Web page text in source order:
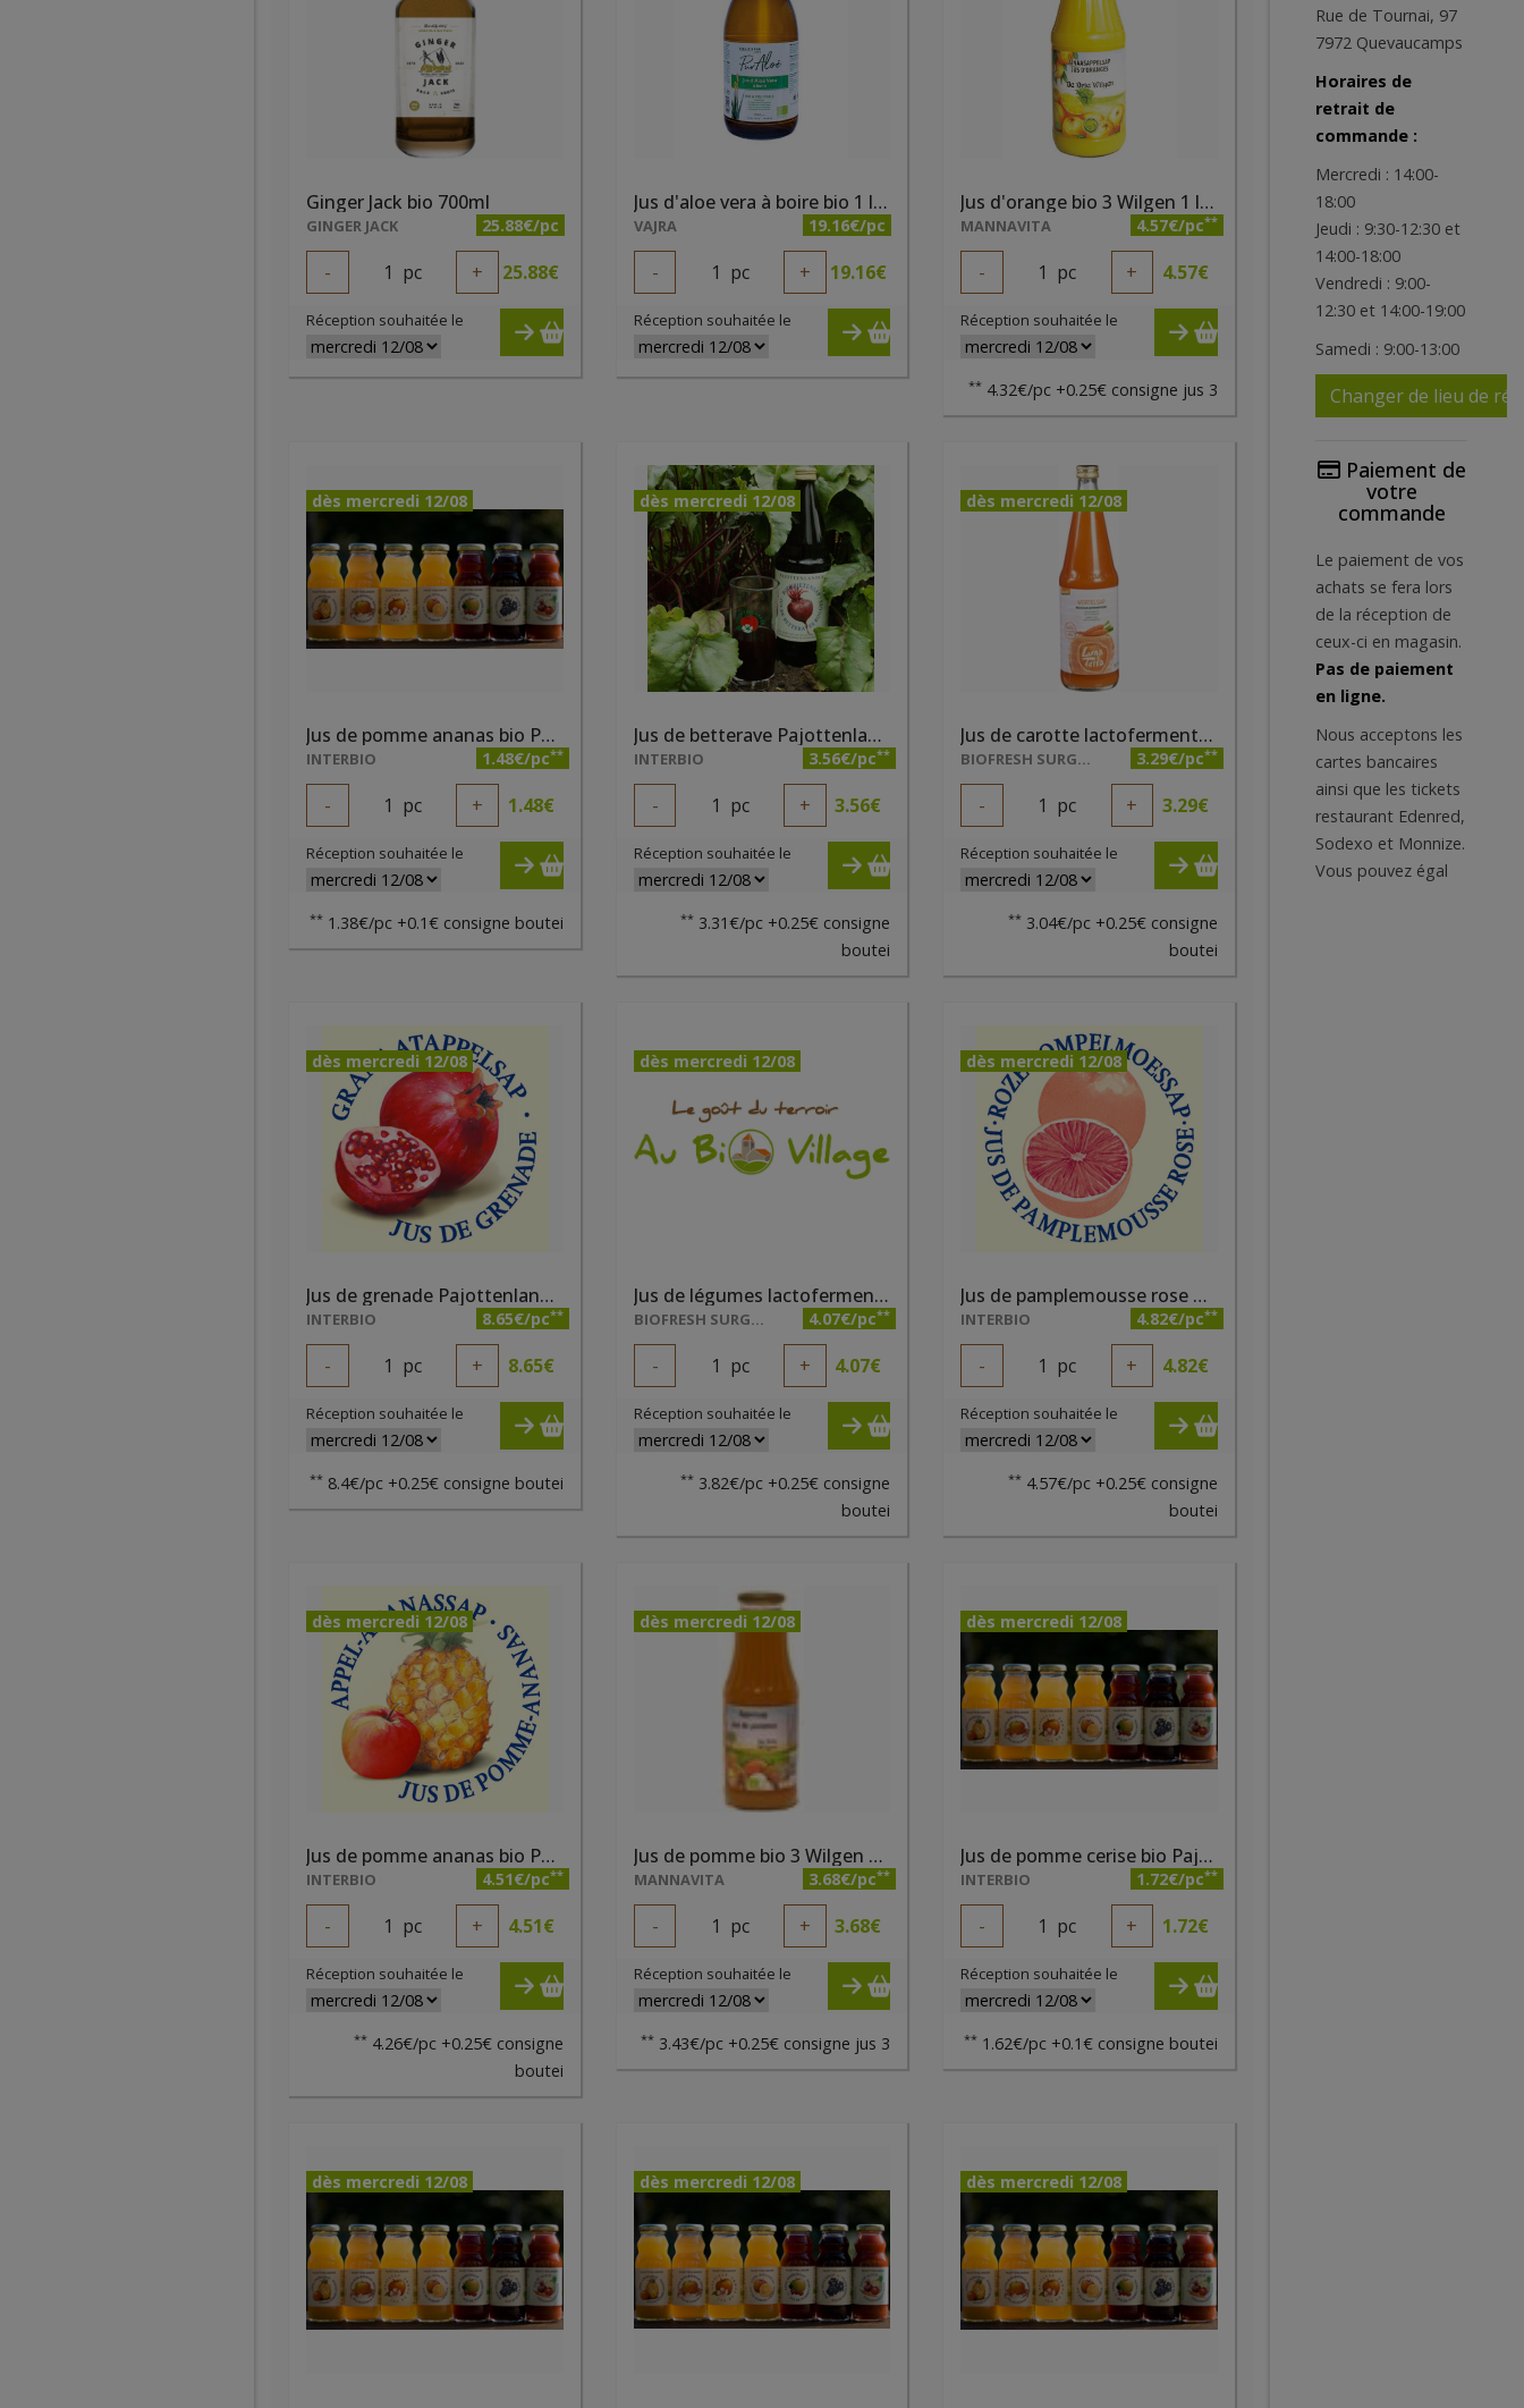
Ginger Jack bio 700ml
GINGER JACK 25.88€/pc
- 1 pc + 25.88€
Réception souhaitée le
Jus d'aloe vera à boire bio 1 litre Pur aloe
VAJRA 19.16€/pc
- 1 pc + 19.16€
Réception souhaitée le
Jus d'orange bio 3 Wilgen 1 litre
MANNAVITA 4.57€/pc**
- 1 pc + 4.57€
Réception souhaitée le
** 4.32€/pc +0.25€ consigne jus 3
dès mercredi 12/08
Jus de pomme ananas bio Pajottenlander 0.2l
INTERBIO 1.48€/pc**
- 1 pc + 1.48€
Réception souhaitée le
** 1.38€/pc +0.1€ consigne boutei
dès mercredi 12/08
Jus de betterave Pajottenlander bio 75cl
INTERBIO 3.56€/pc**
- 1 pc + 3.56€
Réception souhaitée le
** 3.31€/pc +0.25€ consigne
boutei
dès mercredi 12/08
Jus de carotte lactofermenté Luna Terra bio 700ml Demeter
BIOFRESH SURGELES - SEC 3.29€/pc**
- 1 pc + 3.29€
Réception souhaitée le
** 3.04€/pc +0.25€ consigne
boutei
dès mercredi 12/08
Jus de grenade Pajottenlander bio 75cl
INTERBIO 8.65€/pc**
- 1 pc + 8.65€
Réception souhaitée le
** 8.4€/pc +0.25€ consigne boutei
dès mercredi 12/08
Jus de légumes lactofermenté bio Demeter 70cl Luna Terra
BIOFRESH SURGELES - SEC 4.07€/pc**
- 1 pc + 4.07€
Réception souhaitée le
** 3.82€/pc +0.25€ consigne
boutei
dès mercredi 12/08
Jus de pamplemousse rose bio Pajottenlander 75cl
INTERBIO 4.82€/pc**
- 1 pc + 4.82€
Réception souhaitée le
** 4.57€/pc +0.25€ consigne
boutei
dès mercredi 12/08
Jus de pomme ananas bio Pajottenlander 75cl
INTERBIO 4.51€/pc**
- 1 pc + 4.51€
Réception souhaitée le
** 4.26€/pc +0.25€ consigne
boutei
dès mercredi 12/08
Jus de pomme bio 3 Wilgen 1 litre
MANNAVITA 3.68€/pc**
- 1 pc + 3.68€
Réception souhaitée le
** 3.43€/pc +0.25€ consigne jus 3
dès mercredi 12/08
Jus de pomme cerise bio Pajottenlander 0.2l
INTERBIO 1.72€/pc**
- 1 pc + 1.72€
Réception souhaitée le
** 1.62€/pc +0.1€ consigne boutei
dès mercredi 12/08 dès mercredi 12/08 dès mercredi 12/08
Rue de Tournai, 97
7972 Quevaucamps
Horaires de
retrait de
commande :
Mercredi : 14:00-
18:00
Jeudi : 9:30-12:30 et
14:00-18:00
Vendredi : 9:00-
12:30 et 14:00-19:00
Samedi : 9:00-13:00
Changer de lieu de
Paiement de
votre
commande
Le paiement de vos
achats se fera lors
de la réception de
ceux-ci en magasin.
Pas de paiement
en ligne.
Nous acceptons les
cartes bancaires
ainsi que les tickets
restaurant Edenred,
Sodexo et Monnize.
Vous pouvez égal